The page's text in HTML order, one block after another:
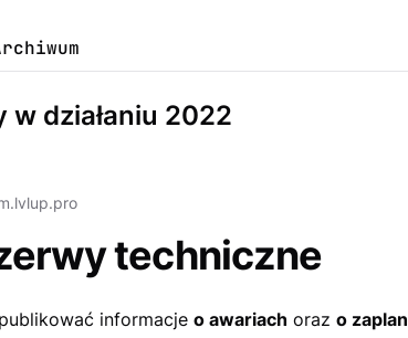
działaniu 2022
techniczne
informacje o awariach oraz o